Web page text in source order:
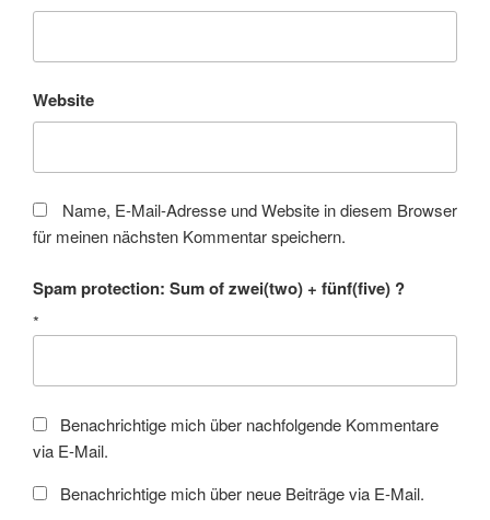
Website
Name, E-Mail-Adresse und Website in diesem Browser
für meinen nächsten Kommentar speichern.
Spam protection: Sum of zwei(two) + fünf(five) ?
*
Benachrichtige mich über nachfolgende Kommentare
via E-Mail.
Benachrichtige mich über neue Beiträge via E-Mail.